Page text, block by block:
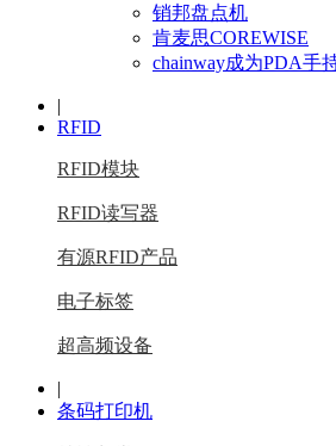
销邦盘点机
肯麦思COREWISE
chainway成为PDA手
|
RFID
RFID模块
RFID读写器
有源RFID产品
电子标签
超高频设备
|
条码打印机